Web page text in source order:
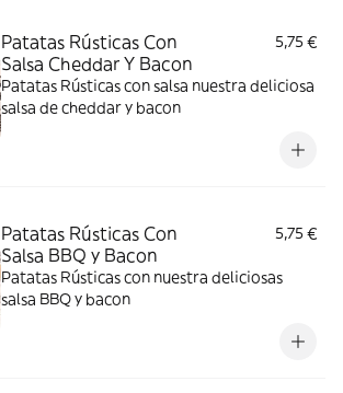
Patatas Rústicas Con
Salsa Cheddar Y Bacon
5,75 €
Patatas Rústicas con salsa nuestra deliciosa
salsa de cheddar y bacon
Patatas Rústicas Con
Salsa BBQ y Bacon
5,75 €
Patatas Rústicas con nuestra deliciosas
salsa BBQ y bacon